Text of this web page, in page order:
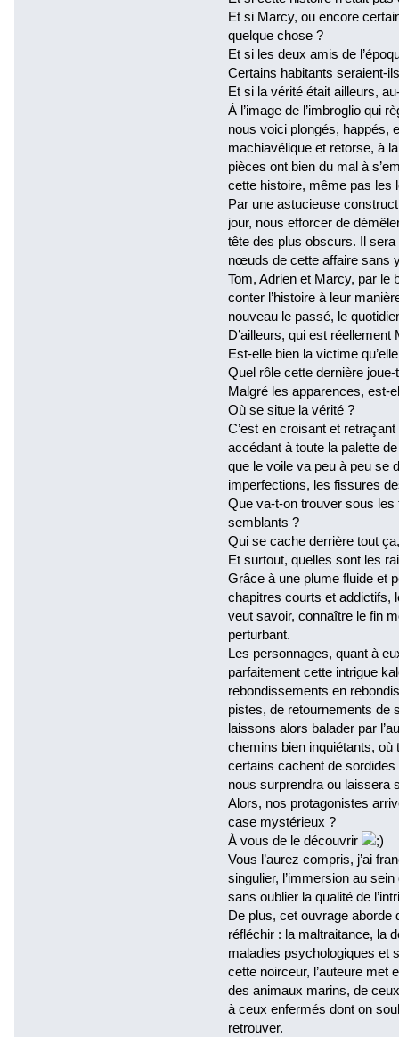
Et si Marcy, ou encore
quelque chose ?
Et si les deux amis de
Certains habitants seraient-
Et si la vérité était ailleurs,
À l’image de l’imbroglio qui
nous voici plongés, happés,
machiavélique et retorse, à
pièces ont bien du mal à
cette histoire, même pas les
Par une astucieuse
jour, nous efforcer de
tête des plus obscurs. Il
nœuds de cette affaire sans
Tom, Adrien et Marcy, par le
conter l’histoire à leur
nouveau le passé, le
D’ailleurs, qui est
Est-elle bien la victime
Quel rôle cette dernière
Malgré les apparences, est-
Où se situe la vérité ?
C’est en croisant et
accédant à toute la palette
que le voile va peu à peu se
imperfections, les fissures
Que va-t-on trouver sous
semblants ?
Qui se cache derrière tout
Et surtout, quelles sont les
Grâce à une plume fluide et
chapitres courts et addictifs,
veut savoir, connaître le fin
perturbant.
Les personnages, quant à
parfaitement cette intrigue
rebondissements en
pistes, de retournements de
laissons alors balader par
chemins bien inquiétants,
certains cachent de
nous surprendra ou laissera
Alors, nos protagonistes
case mystérieux ?
À vous de le découvrir
Vous l’aurez compris, j’ai
singulier, l’immersion au
sans oublier la qualité de
De plus, cet ouvrage aborde
réfléchir : la maltraitance, la
maladies psychologiques et
cette noirceur, l’auteure met
des animaux marins, de
à ceux enfermés dont on
retrouver.